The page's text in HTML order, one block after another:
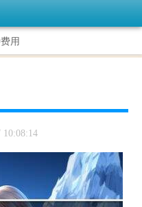
用
10:08:14